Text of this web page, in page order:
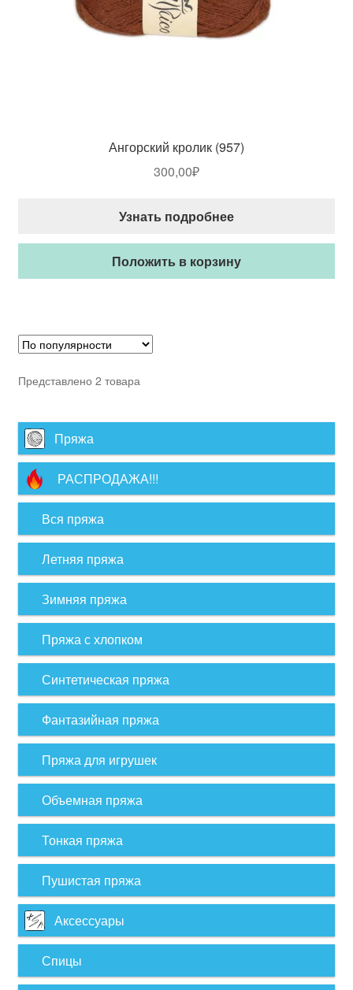
Ангорский кролик (957)
300,00₽
Узнать подробнее
Положить в корзину
Представлено 2 товара
Пряжа
РАСПРОДАЖА!!!
Вся пряжа
Летняя пряжа
Зимняя пряжа
Пряжа с хлопком
Синтетическая пряжа
Фантазийная пряжа
Пряжа для игрушек
Объемная пряжа
Тонкая пряжа
Пушистая пряжа
Аксессуары
Спицы